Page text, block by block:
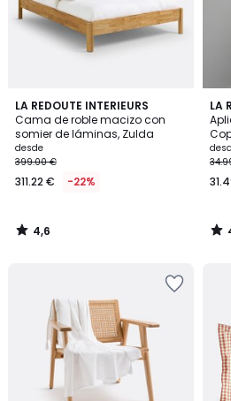
LA REDOUTE INTERIEURS
Cama de roble macizo con
somier de láminas, Zulda
desde
399.00 €
311.22 € -22%
4,6
/ 5
4,6
/
LA4,5
/ 5
7
/